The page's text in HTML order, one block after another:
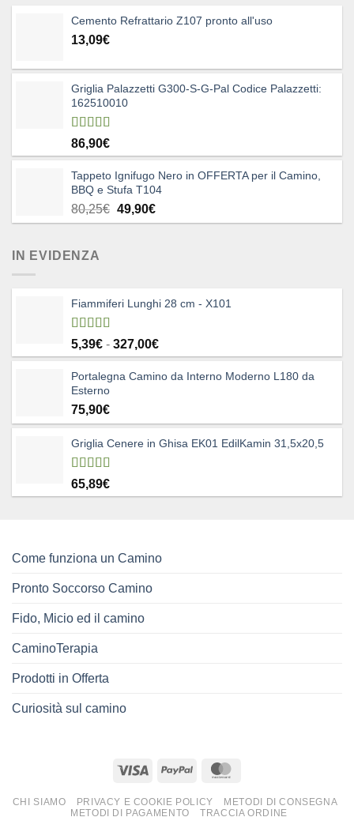
Cemento Refrattario Z107 pronto all'uso
13,09€
Griglia Palazzetti G300-S-G-Pal Codice Palazzetti:
162510010
Valutato
5.00su 5
86,90€
Tappeto Ignifugo Nero in OFFERTA per il Camino,
BBQ e Stufa T104
80,25€ Il
prezzo
49,90€Il
prezzo
IN EVIDENZA
Fiammiferi Lunghi 28 cm - X101
Valutato
5.00su 5
5,39€ - 327,00€Fascia
di
prezzo:
a
327,00€
Portalegna Camino da Interno Moderno L180 da
Esterno
75,90€
Griglia Cenere in Ghisa EK01 EdilKamin 31,5x20,5
Valutato
4.83su 5
65,89€
Come funziona un Camino
Pronto Soccorso Camino
Fido, Micio ed il camino
CaminoTerapia
Prodotti in Offerta
Curiosità sul camino
CHI SIAMO PRIVACY E COOKIE POLICY
METODI DI CONSEGNA
METODI DI PAGAMENTO
TRACCIA ORDINE